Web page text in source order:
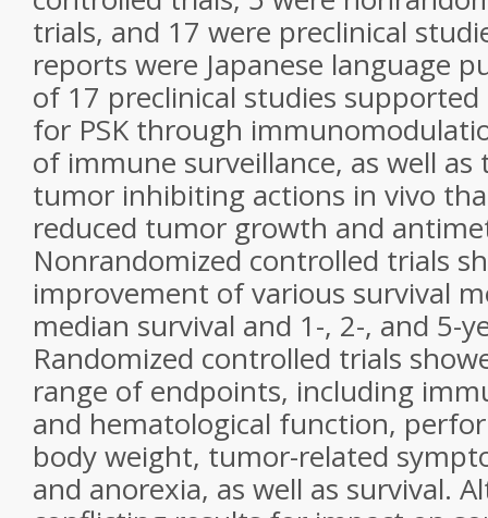
trials, and 17 were preclinical
reports were Japanese language
of 17 preclinical studies
for PSK through
of immune surveillance, as well
tumor inhibiting actions in vivo
reduced tumor growth and
Nonrandomized controlled trials
improvement of various survival
median survival and 1-, 2-, and 5-
Randomized controlled trials
range of endpoints, including
and hematological function,
body weight, tumor-related
and anorexia, as well as survival.